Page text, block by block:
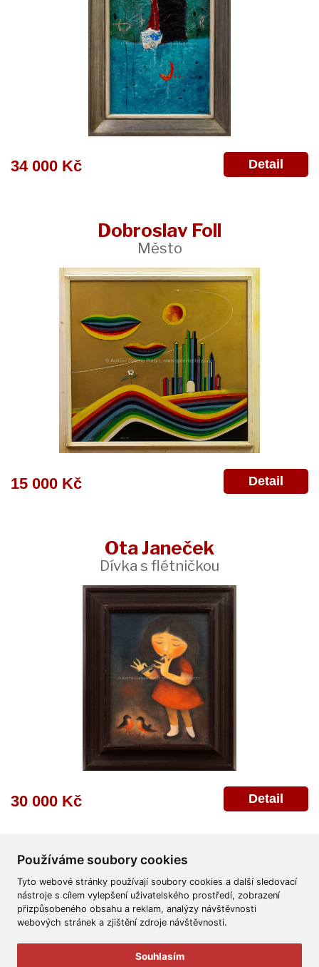
Používáme soubory cookies
Tyto webové stránky používají soubory cookies a další sledovací
nástroje s cílem vylepšení uživatelského prostředí, zobrazení
přizpůsobeného obsahu a reklam, analýzy návštěvnosti
webových stránek a zjištění zdroje návštěvnosti.
Souhlasím
34 000 Kč Detail
Dobroslav Foll
Město
15 000 Kč Detail
Ota Janeček
Dívka s flétničkou
30 000 Kč Detail
Všeobecné obchodní podmínky Reklamační řád
Ochrana osobních údajů